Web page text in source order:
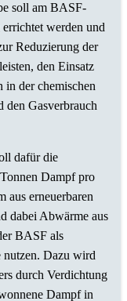
soll am BASF-
werden und
Reduzierung der
den Einsatz
in der chemischen
den Gasverbrauch
dafür die
Dampf pro
aus erneuerbaren
dabei Abwärme aus
BASF als
nutzen. Dazu wird
durch Verdichtung
Dampf in